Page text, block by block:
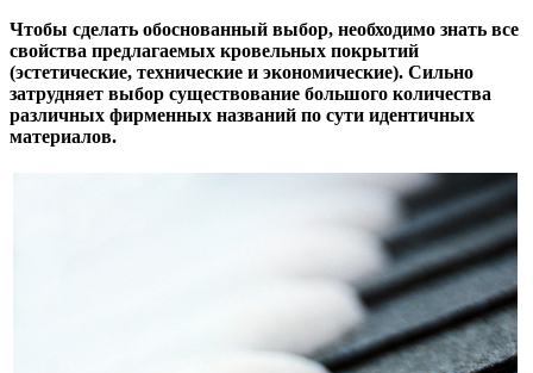
Чтобы сделать обоснованный выбор, необходимо знать все
свойства предлагаемых кровельных покрытий
(эстетические, технические и экономические). Сильно
затрудняет выбор существование большого количества
различных фирменных названий по сути идентичных
материалов.